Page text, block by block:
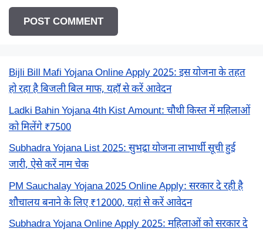
Bijli Bill Mafi Yojana Online Apply 2025: इस योजना के तहत
हो रहा है बिजली बिल माफ, यहाँ से करें आवेदन
Ladki Bahin Yojana 4th Kist Amount: चौथी किस्त में महिलाओं
को मिलेंगे ₹7500
Subhadra Yojana List 2025: सुभद्रा योजना लाभार्थी सूची हुई
जारी, ऐसे करें नाम चेक
PM Sauchalay Yojana 2025 Online Apply: सरकार दे रही है
शौचालय बनाने के लिए ₹12000, यहां से करें आवेदन
Subhadra Yojana Online Apply 2025: महिलाओं को सरकार दे